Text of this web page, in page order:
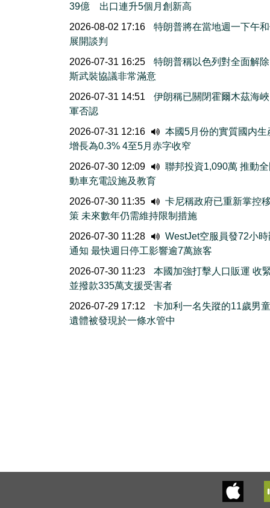
39億 出口連升5個月創新高
2026-08-02 17:16
特朗普將在當地週一下午
展開談判
2026-07-31 16:25
特朗普稱以色列對全面解
斯武裝協議非常滿意
2026-07-31 14:51
伊朗稱已關閉霍爾木茲海
軍否認
2026-07-31 12:16
本國5月份的實質國内生
增長為0.3% 4至5月赤字收窄
2026-07-30 12:09
聯邦投資1,090萬 推動
動車充電設施及教育
2026-07-30 11:35
卡尼稱政府已重新掌控
策 未來數年仍需維持限制措施
2026-07-30 11:28
WestJet空服員發72小
通知 最快週日停工影響逾7萬旅客
2026-07-30 11:23
本國加強打擊人口販運 收
並撥款335萬支援受害者
2026-07-29 17:12
卡加利一名失蹤的11歲男
遺體被發現於一條水管中